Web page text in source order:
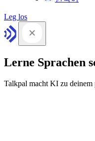
Leg los
Lerne Sprachen
Talkpal macht KI zu deinem